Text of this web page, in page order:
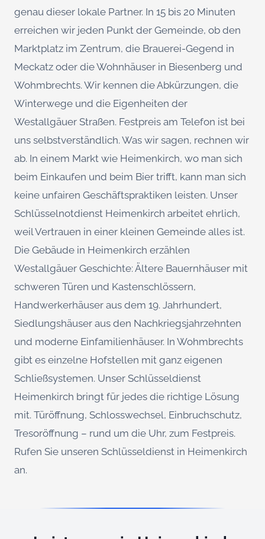
genau dieser lokale Partner. In 15 bis 20 Minuten
erreichen wir jeden Punkt der Gemeinde, ob den
Marktplatz im Zentrum, die Brauerei-Gegend in
Meckatz oder die Wohnhäuser in Biesenberg und
Wohmbrechts. Wir kennen die Abkürzungen, die
Winterwege und die Eigenheiten der
Westallgäuer Straßen. Festpreis am Telefon ist bei
uns selbstverständlich. Was wir sagen, rechnen wir
ab. In einem Markt wie Heimenkirch, wo man sich
beim Einkaufen und beim Bier trifft, kann man sich
keine unfairen Geschäftspraktiken leisten. Unser
Schlüsselnotdienst Heimenkirch arbeitet ehrlich,
weil Vertrauen in einer kleinen Gemeinde alles ist.
Die Gebäude in Heimenkirch erzählen
Westallgäuer Geschichte: Ältere Bauernhäuser mit
schweren Türen und Kastenschlössern,
Handwerkerhäuser aus dem 19. Jahrhundert,
Siedlungshäuser aus den Nachkriegsjahrzehnten
und moderne Einfamilienhäuser. In Wohmbrechts
gibt es einzelne Hofstellen mit ganz eigenen
Schließsystemen. Unser Schlüsseldienst
Heimenkirch bringt für jedes die richtige Lösung
mit. Türöffnung, Schlosswechsel, Einbruchschutz,
Tresoröffnung – rund um die Uhr, zum Festpreis.
Rufen Sie unseren Schlüsseldienst in Heimenkirch
an.